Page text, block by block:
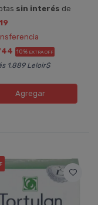
sin interés de
10% EXTRA OFF
1.889 Leloir$
Agregar